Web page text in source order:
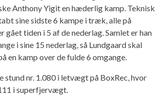
Anthony Yigit en hæderlig kamp. Teknisk
sine sidste 6 kampe i træk, alle på
gået tiden i 5 af de nederlag. Samlet er han
i sine 15 nederlag, så Lundgaard skal
en kamp over de fulde 6 omgange.
stund nr. 1.080 i letvægt på BoxRec, hvor
i superfjervægt.